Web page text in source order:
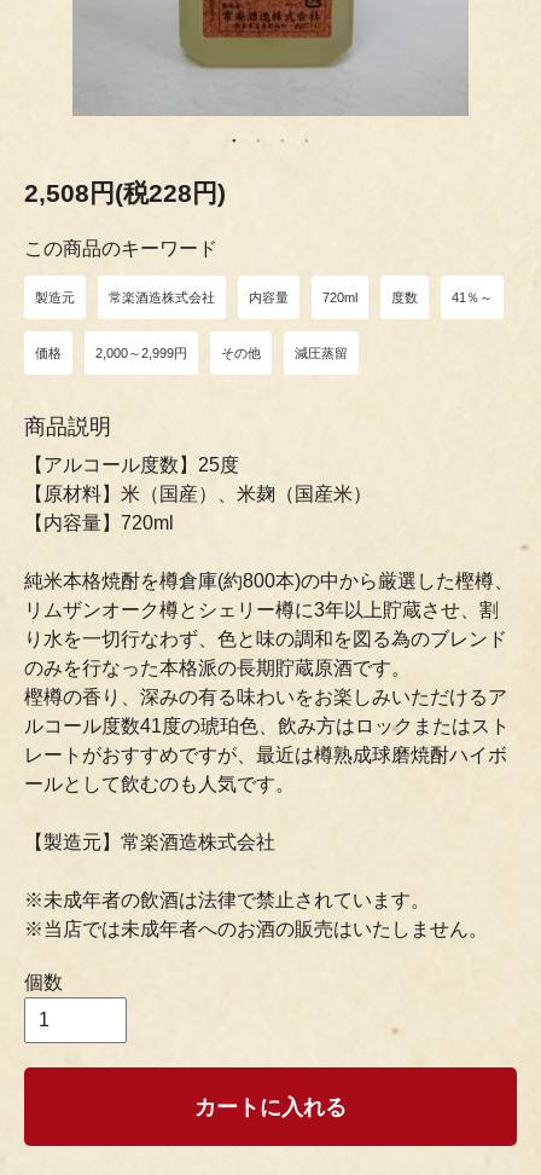
2,508円(税228円)
この商品のキーワード
製造元 常楽酒造株式会社 内容量 720ml 度数 41％～
価格 2,000～2,999円 その他 減圧蒸留
商品説明
【アルコール度数】25度
【原材料】米（国産）、米麹（国産米）
【内容量】720ml
純米本格焼酎を樽倉庫(約800本)の中から厳選した樫樽、
リムザンオーク樽とシェリー樽に3年以上貯蔵させ、割
り水を一切行なわず、色と味の調和を図る為のブレンド
のみを行なった本格派の長期貯蔵原酒です。
樫樽の香り、深みの有る味わいをお楽しみいただけるア
ルコール度数41度の琥珀色、飲み方はロックまたはスト
レートがおすすめですが、最近は樽熟成球磨焼酎ハイボ
ールとして飲むのも人気です。
【製造元】常楽酒造株式会社
※未成年者の飲酒は法律で禁止されています。
※当店では未成年者へのお酒の販売はいたしません。
個数
カートに入れる